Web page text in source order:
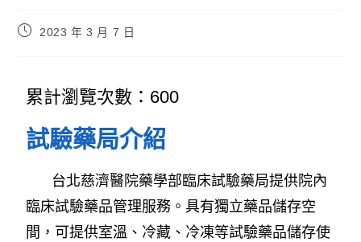
2023 年 3 月 7 日
累計瀏覽次數：600
試驗藥局介紹
台北慈濟醫院藥學部臨床試驗藥局提供院內
臨床試驗藥品管理服務。具有獨立藥品儲存空
間，可提供室溫、冷藏、冷凍等試驗藥品儲存使